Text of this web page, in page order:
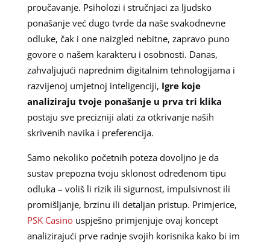
proučavanje. Psiholozi i stručnjaci za ljudsko
ponašanje već dugo tvrde da naše svakodnevne
odluke, čak i one naizgled nebitne, zapravo puno
govore o našem karakteru i osobnosti. Danas,
zahvaljujući naprednim digitalnim tehnologijama i
razvijenoj umjetnoj inteligenciji, Igre koje
analiziraju tvoje ponašanje u prva tri klika
postaju sve precizniji alati za otkrivanje naših
skrivenih navika i preferencija.
Samo nekoliko početnih poteza dovoljno je da
sustav prepozna tvoju sklonost određenom tipu
odluka – voliš li rizik ili sigurnost, impulsivnost ili
promišljanje, brzinu ili detaljan pristup. Primjerice,
PSK Casinouspješno primjenjuje ovaj koncept
analizirajući prve radnje svojih korisnika kako bi im